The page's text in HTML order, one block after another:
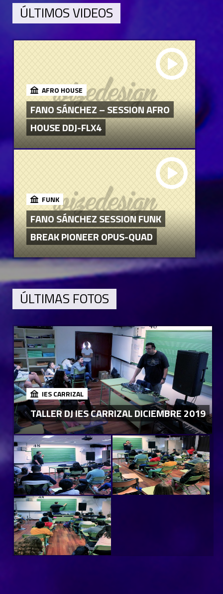
ÚLTIMOS VIDEOS
AFRO HOUSE
FANO SÁNCHEZ – SESSION AFRO
HOUSE DDJ-FLX4
FUNK
FANO SÁNCHEZ SESSION FUNK
BREAK PIONEER OPUS-QUAD
ÚLTIMAS FOTOS
IES CARRIZAL
TALLER DJ IES CARRIZAL DICIEMBRE 2019